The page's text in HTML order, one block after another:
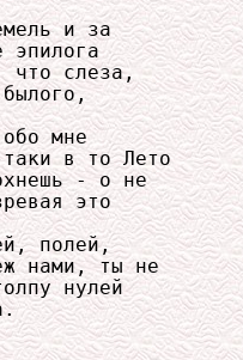
и за
эпилога
что слеза,
мне
в то Лето
- о не
это
полей,
нами, ты не
нулей